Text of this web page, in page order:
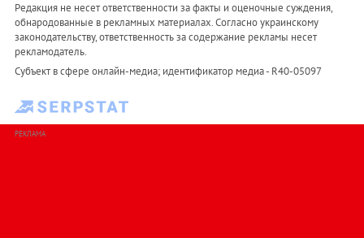
Редакция не несет ответственности за факты и оценочные суждения,
обнародованные в рекламных материалах. Согласно украинскому
законодательству, ответственность за содержание рекламы несет
рекламодатель.
Субъект в сфере онлайн-медиа; идентификатор медиа - R40-05097
РЕКЛАМА